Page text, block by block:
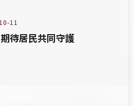
11
待居民共同守護